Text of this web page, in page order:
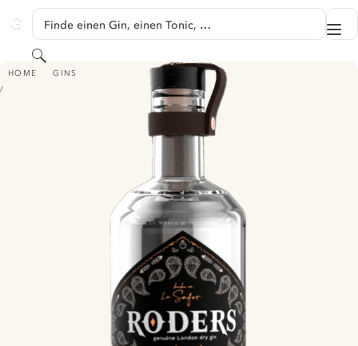
GINVENTORY
Finde einen Gin, einen Tonic, …
Suchen
HOME GINS
GIN RODERS